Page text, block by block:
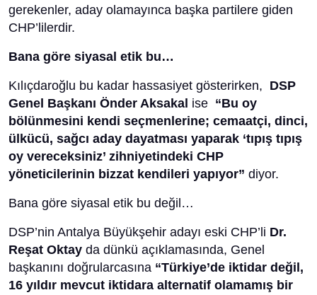
gerekenler, aday olamayınca başka partilere giden
CHP’lilerdir.
Bana göre siyasal etik bu…
Kılıçdaroğlu bu kadar hassasiyet gösterirken, DSP
Genel Başkanı Önder Aksakal ise “Bu oy
bölünmesini kendi seçmenlerine; cemaatçi, dinci,
ülkücü, sağcı aday dayatması yaparak ‘tıpış tıpış
oy vereceksiniz’ zihniyetindeki CHP
yöneticilerinin bizzat kendileri yapıyor” diyor.
Bana göre siyasal etik bu değil…
DSP’nin Antalya Büyükşehir adayı eski CHP’li Dr.
Reşat Oktay da dünkü açıklamasında, Genel
başkanını doğrularcasına “Türkiye’de iktidar değil,
16 yıldır mevcut iktidara alternatif olamamış bir